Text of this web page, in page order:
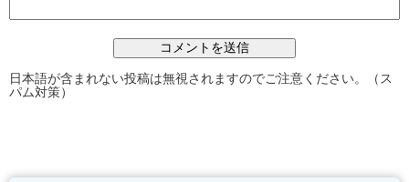
日本語が含まれない投稿は無視されますのでご注意ください。（ス
パム対策）